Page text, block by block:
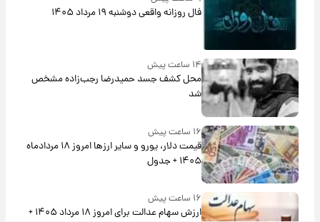
فال روزانه واقعی دوشنبه ۱۹ مرداد ۱۴۰۵
۱۴ ساعت پیش
محل کشف جسد حمیدرضا رجب‌زاده مشخص
شد
۱۶ ساعت پیش
قیمت دلار، یورو و سایر ارزها امروز ۱۸ مردادماه
۱۴۰۵ + جدول
۱۶ ساعت پیش
ارزش سهام عدالت برای امروز ۱۸ مرداد ۱۴۰۵ +